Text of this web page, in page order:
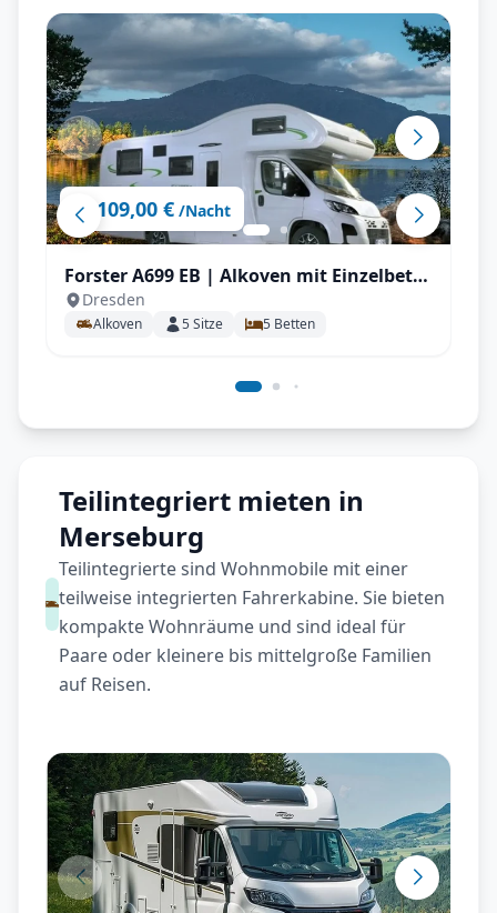
ab 109,00 € /Nacht
Forster A699 EB | Alkoven mit Einzelbett
für bis zu 5 P.
Dresden
Alkoven 5Sitze 5 Betten
Teilintegriert mieten in
Merseburg
Teilintegrierte sind Wohnmobile mit einer
teilweise integrierten Fahrerkabine. Sie bieten
kompakte Wohnräume und sind ideal für
Paare oder kleinere bis mittelgroße Familien
auf Reisen.